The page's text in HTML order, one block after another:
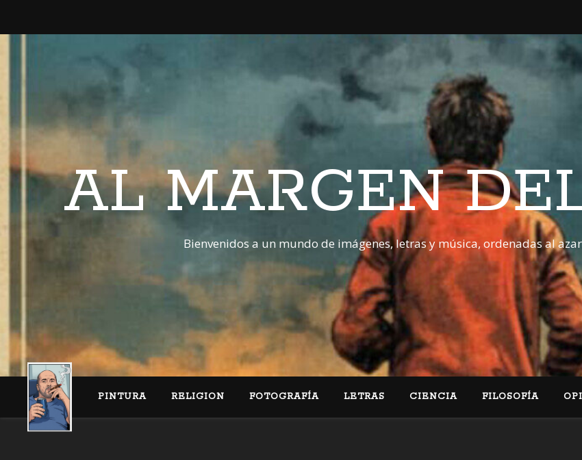
AL MARGEN
Bienvenidos a un mundo de imágenes, letras y música, ordenadas al
PINTURA RELIGION FOTOGRAFÍA LETRAS CIENCIA FILOSOFÍA